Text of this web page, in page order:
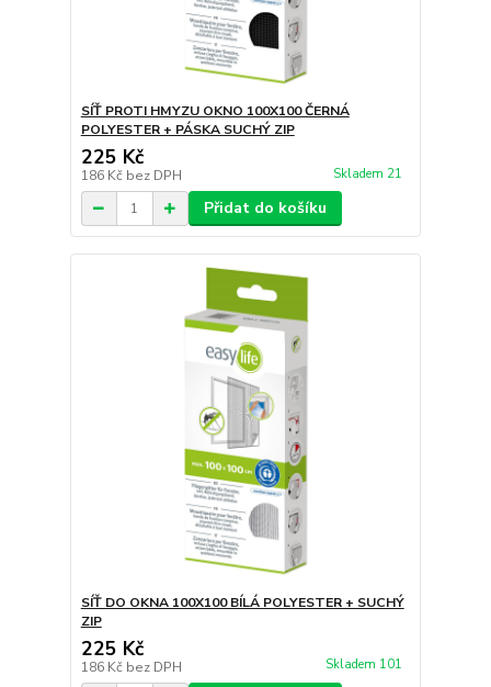
SÍŤ PROTI HMYZU OKNO 100X100 ČERNÁ
POLYESTER + PÁSKA SUCHÝ ZIP
225 Kč
186 Kč bez DPH Skladem 21
Přidat do košíku
SÍŤ DO OKNA 100X100 BÍLÁ POLYESTER + SUCHÝ
ZIP
225 Kč
186 Kč bez DPH Skladem 101